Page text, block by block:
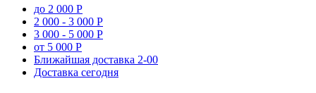
до 2 000 Р
2 000 - 3 000 Р
3 000 - 5 000 Р
от 5 000 Р
Ближайшая доставка 2-00
Доставка сегодня